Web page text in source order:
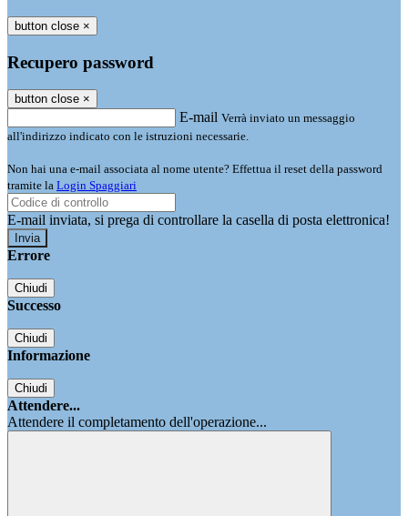
button close ×
Recupero password
button close ×
E-mail Verrà inviato un messaggio
all'indirizzo indicato con le istruzioni necessarie.
Non hai una e-mail associata al nome utente? Effettua il reset della password
tramite la Login Spaggiari
E-mail inviata, si prega di controllare la casella di posta elettronica!
Errore
Chiudi
Successo
Chiudi
Informazione
Chiudi
Attendere...
Attendere il completamento dell'operazione...